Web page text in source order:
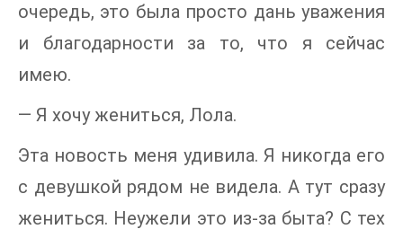
очередь, это была просто дань уважения
и благодарности за то, что я сейчас
имею.
— Я хочу жениться, Лола.
Эта новость меня удивила. Я никогда его
с девушкой рядом не видела. А тут сразу
жениться. Неужели это из-за быта? С тех